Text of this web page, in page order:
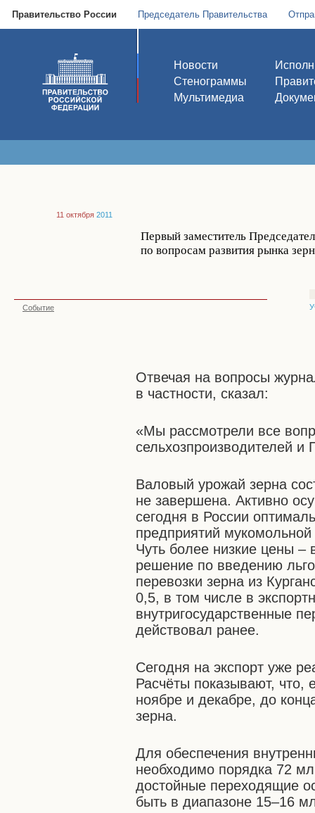
Правительство России Председатель Правительства
Новости
Стенограммы
Мультимедиа
11 октября 2011
Первый заместитель
по вопросам развития рынка
Событие
Отвечая на вопросы
в частности, сказал:
«Мы рассмотрели все
сельхозпроизводителей и
Валовый урожай зерна
не завершена. Активно
сегодня в России
предприятий
Чуть более низкие цены
решение по введению
перевозки зерна из
0,5, в том числе в
внутригосударственные
действовал ранее.
Сегодня на экспорт уже
Расчёты показывают, что,
ноябре и декабре, до
зерна.
Для обеспечения
необходимо порядка 72
достойные переходящие
быть в диапазоне 15–16